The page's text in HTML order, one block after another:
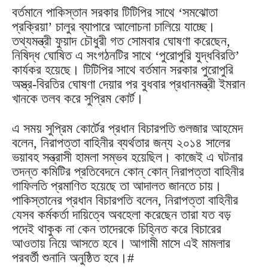
বর্তমানে পাকিস্তান সরকার টিটিপির সাথে ‘সমঝোতা
প্রক্রিয়া’ চালুর ব্যাপারে আলোচনা চালিয়ে যাচ্ছে।
তথ্যমন্ত্রী ফুয়াদ চৌধুরী গত সোমবার ঘোষণা করেছেন,
নিষিদ্ধ ঘোষিত এ সংগঠনটির সাথে ‘পুরোপুরি যুদ্ধবিরতি’
কার্যকর হয়েছে। টিটিপির সাথে বর্তমান সরকার পুরোপুরি
অস্ত্র-বিরতির ঘোষণা দেয়ার পর বুধবার প্রধানমন্ত্রী ইমরান
খানকে তলব করে সুপ্রিম কোর্ট।
এ সময় সুপ্রিম কোর্টের প্রধান বিচারপতি গুলজার আহমেদ
বলেন, নিরাপত্তা বাহিনীর ব্যর্থতার জন্য ২০১৪ সালের
ভয়াবহ সন্ত্রাসী হামলা সম্ভব হয়েছিল। কাজেই এ ঘটনার
তদন্ত কমিটির প্রতিবেদনে কোন্‌ কোন্‌ নিরাপত্তা বাহিনীর
গাফিলতি প্রমাণিত হয়েছে তা আদালত জানতে চায়।
পাকিস্তানের প্রধান বিচারপতি বলেন, নিরাপত্তা বাহিনীর
যেসব কর্মকর্তা দায়িত্বে অবহেলা করেছেন তারা যত বড়
পদেই থাকুক না কেন তাদেরকে চিহ্নিত করে বিচারের
আওতায় নিয়ে আসতে হবে। আগামী মাসে এই মামলার
পরবর্তী শুনানি অনুষ্ঠিত হবে।#